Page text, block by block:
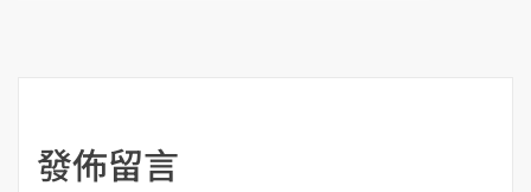
發佈留言